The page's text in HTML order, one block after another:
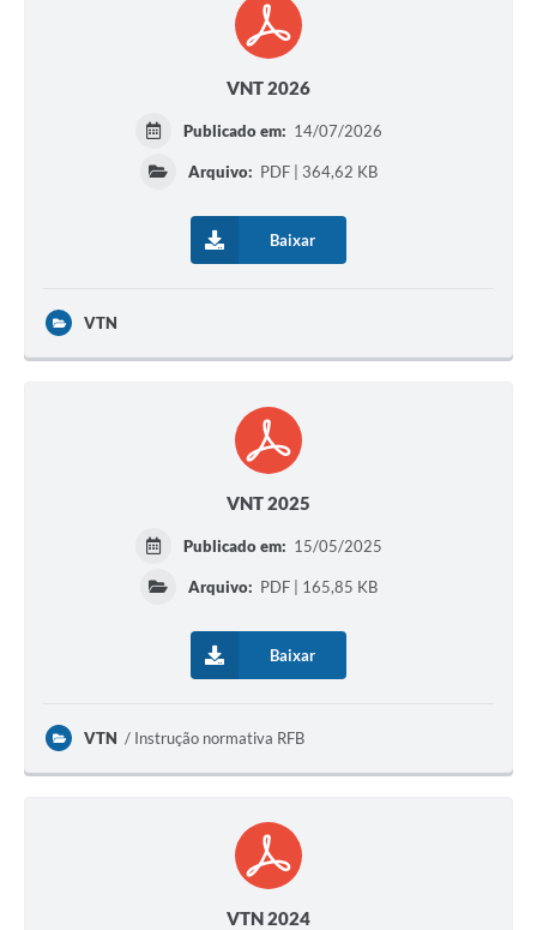
Plano de Capacitação
Instrumentos de Gestão - SAÚDE
licenciamento ambiental
Perguntas e respostas frequentes
VNT 2026
Publicado em: 14/07/2026
Arquivo: PDF | 364,62 KB
Baixar
VTN
VNT 2025
Publicado em: 15/05/2025
Arquivo: PDF | 165,85 KB
Baixar
VTN Instrução normativa RFB
VTN 2024